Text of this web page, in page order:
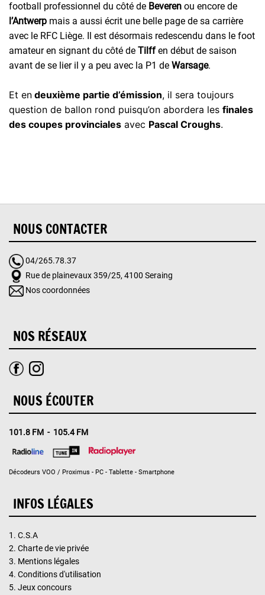
football professionnel du côté de Beveren ou encore de
l’Antwerp mais a aussi écrit une belle page de sa carrière
avec le RFC Liège. Il est désormais redescendu dans le foot
amateur en signant du côté de Tilffen début de saison
avant de se lier il y a peu avec la P1 de Warsage.
Et en deuxième partie d’émission, il sera toujours
question de ballon rond puisqu’on abordera les finales
des coupes provinciales avec Pascal Croughs.
NOUS CONTACTER
04/265.78.37
Rue de plainevaux 359/25, 4100 Seraing
Nos coordonnées
NOS RÉSEAUX
NOUS ÉCOUTER
101.8 FM - 105.4 FM
Décodeurs VOO / Proximus - PC - Tablette - Smartphone
INFOS LÉGALES
1. C.S.A
2. Charte de vie privée
3. Mentions légales
4. Conditions d'utilisation
5. Jeux concours